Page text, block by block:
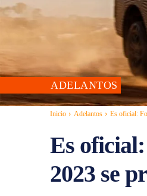
ADELANTOS
Inicio Adelantos Es oficial:
Es
2023 se